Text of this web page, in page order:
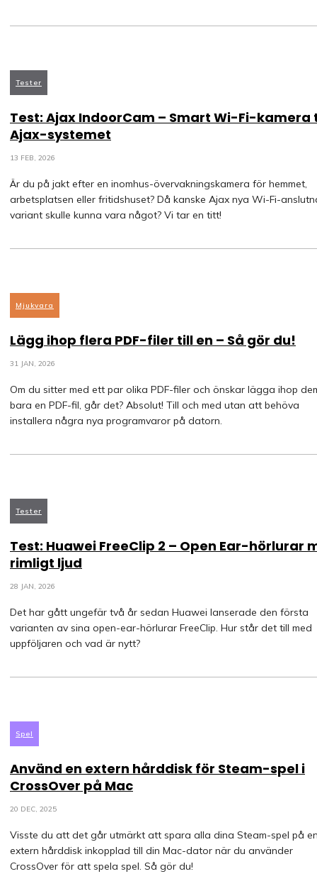
Tester
Test: Ajax IndoorCam – Smart Wi-Fi-kamera
Ajax-systemet
13 FEB, 2026
Är du på jakt efter en inomhus-övervakningskamera för hemmet,
arbetsplatsen eller fritidshuset? Då kanske Ajax nya Wi-Fi-
variant skulle kunna vara något? Vi tar en titt!
Mjukvara
Lägg ihop flera PDF-filer till en – Så gör du!
31 JAN, 2026
Om du sitter med ett par olika PDF-filer och önskar lägga ihop
bara en PDF-fil, går det? Absolut! Till och med utan att behöva
installera några nya programvaror på datorn.
Tester
Test: Huawei FreeClip 2 – Open Ear-hörlurar
rimligt ljud
28 JAN, 2026
Det har gått ungefär två år sedan Huawei lanserade den första
varianten av sina open-ear-hörlurar FreeClip. Hur står det till med
uppföljaren och vad är nytt?
Spel
Använd en extern hårddisk för Steam-spel i
CrossOver på Mac
20 DEC, 2025
Visste du att det går utmärkt att spara alla dina Steam-spel på
extern hårddisk inkopplad till din Mac-dator när du använder
CrossOver för att spela spel. Så gör du!